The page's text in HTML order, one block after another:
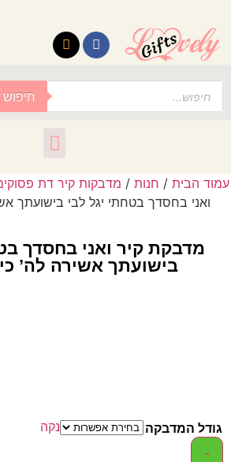
חיפוש
עמוד הבית / חנות / מדבקות קיר דת
ואני בחסדך בטחתי יגל לבי בישועתך
מדבקת קיר ואני בחסדך
בישועתך אשירה לה’
גודל המדבקה
נקה
-